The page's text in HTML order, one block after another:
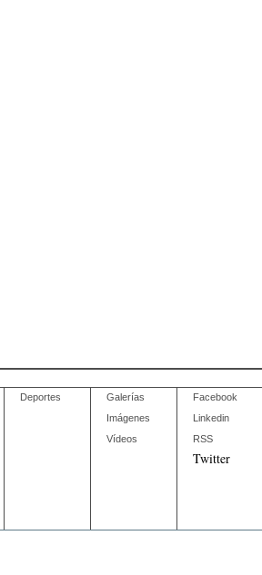
Deportes
Galerías
Imágenes
Vídeos
Facebook
Linkedin
RSS
Twitter